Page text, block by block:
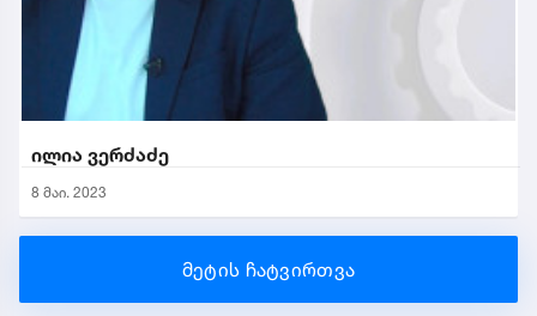
ილია ვერძაძე
8 მაი. 2023
მეტის ჩატვირთვა